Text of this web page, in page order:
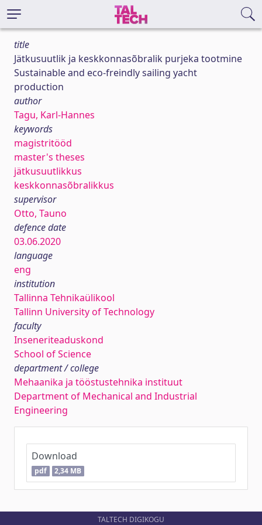
title
Jätkusuutlik ja keskkonnasõbralik purjeka tootmine
Sustainable and eco-freindly sailing yacht
production
author
Tagu, Karl-Hannes
keywords
magistritööd
master's theses
jätkusuutlikkus
keskkonnasõbralikkus
supervisor
Otto, Tauno
defence date
03.06.2020
language
eng
institution
Tallinna Tehnikaülikool
Tallinn University of Technology
faculty
Inseneriteaduskond
School of Science
department / college
Mehaanika ja tööstustehnika instituut
Department of Mechanical and Industrial
Engineering
Download
pdf 2,34 MB
TALTECH DIGIKOGU